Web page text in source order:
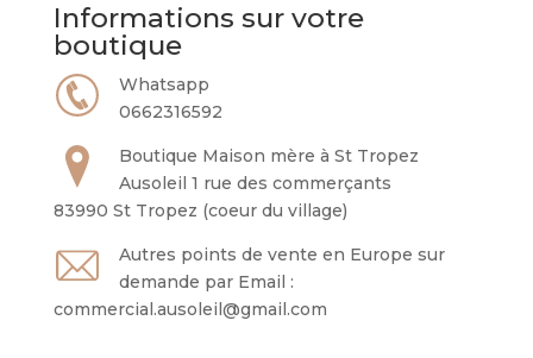
Informations sur votre
boutique
Whatsapp
0662316592
Boutique Maison mère à St Tropez
Ausoleil 1 rue des commerçants
83990 St Tropez (coeur du village)
Autres points de vente en Europe sur
demande par Email :
commercial.ausoleil@gmail.com